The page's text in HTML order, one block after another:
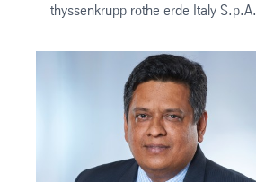
thyssenkrupp rothe erde Italy S.p.A.